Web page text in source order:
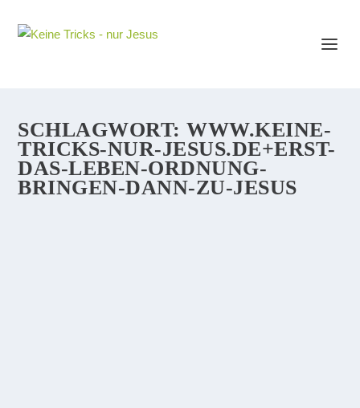
SCHLAGWORT:WWW.KEINE-
TRICKS-NUR-JESUS.DE+ERST-
DAS-LEBEN-ORDNUNG-
BRINGEN-DANN-ZU-JESUS